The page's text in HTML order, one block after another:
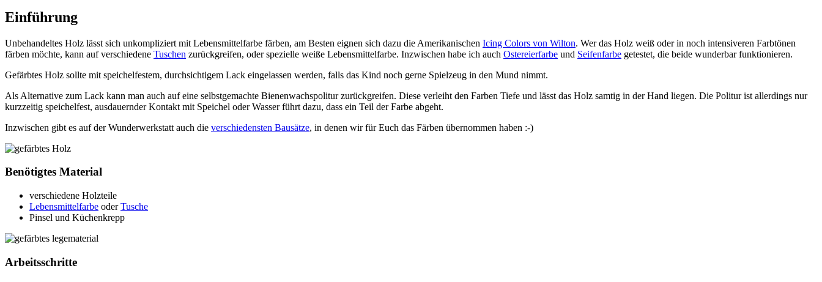
Einführung
Unbehandeltes Holz lässt sich unkompliziert mit Lebensmittelfarbe färben, am Besten eignen sich dazu die Amerikanischen Icing Colors von Wilton. Wer das Holz weiß oder in noch intensiveren Farbtönen
färben möchte, kann auf verschiedene Tuschen zurückgreifen, oder spezielle weiße Lebensmittelfarbe. Inzwischen habe ich auch Ostereierfarbe und Seifenfarbe getestet, die beide wunderbar funktionieren.
Gefärbtes Holz sollte mit speichelfestem, durchsichtigem Lack eingelassen werden, falls das Kind noch gerne Spielzeug in den Mund nimmt.
Als Alternative zum Lack kann man auch auf eine selbstgemachte Bienenwachspolitur zurückgreifen. Diese verleiht den Farben Tiefe und lässt das Holz samtig in der Hand liegen. Die Politur ist allerdings nur
kurzzeitig speichelfest, ausdauernder Kontakt mit Speichel oder Wasser führt dazu, dass ein Teil der Farbe abgeht.
Inzwischen gibt es auf der Wunderwerkstatt auch die verschiedensten Bausätze, in denen wir für Euch das Färben übernommen haben :-)
Benötigtes Material
verschiedene Holzteile
Lebensmittelfarbe oderTusche
Pinsel und Küchenkrepp
Arbeitsschritte